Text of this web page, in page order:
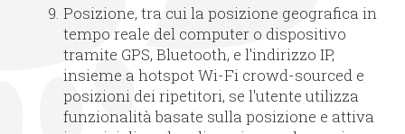
Posizione, tra cui la posizione geografica in
tempo reale del computer o dispositivo
tramite GPS, Bluetooth, e l'indirizzo IP,
insieme a hotspot Wi-Fi crowd-sourced e
posizioni dei ripetitori, se l'utente utilizza
funzionalità basate sulla posizione e attiva